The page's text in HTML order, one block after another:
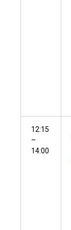
12:15
–
14:00